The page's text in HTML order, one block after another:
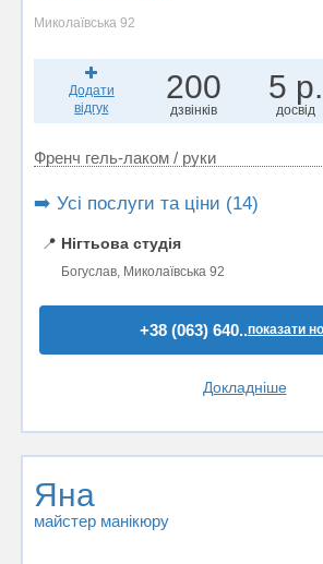
Миколаївська 92
Додати
відгук
200
дзвінків
5 р.
досвід
Френч гель-лаком / руки
➡️ Усі послуги та ціни (14)
📍 Нігтьова студія
Богуслав, Миколаївська 92
+38 (063) 640..показати
Докладніше
Яна
майстер манікюру